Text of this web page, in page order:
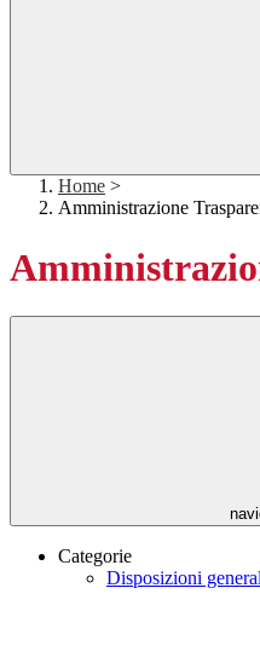
Home >
Amministrazione
Categorie
Disposizioni